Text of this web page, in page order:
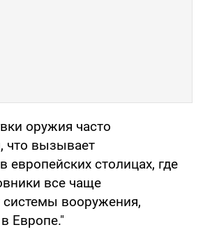
оружия часто
что вызывает
европейских столицах, где
все чаще
вооружения,
Европе."